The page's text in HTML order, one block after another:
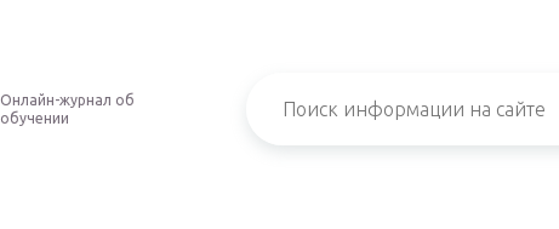
Онлайн-журнал об
обучении